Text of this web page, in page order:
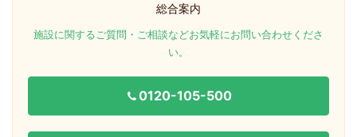
総合案内
施設に関するご質問・ご相談などお気軽にお問い合わせくださ
い。
0120-105-500